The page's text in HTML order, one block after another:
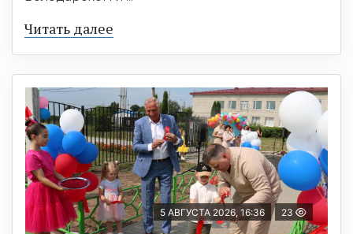
Читать далее
5 АВГУСТА 2026, 16:36 23